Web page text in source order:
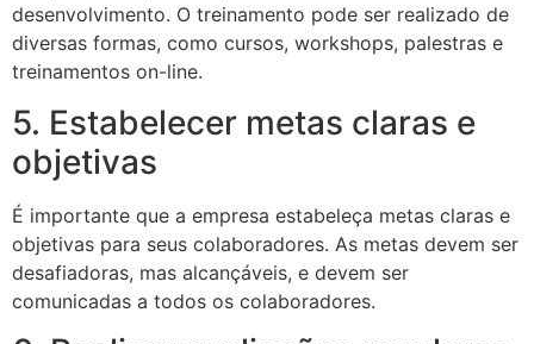
desenvolvimento. O treinamento pode ser realizado de
diversas formas, como cursos, workshops, palestras e
treinamentos on-line.
5. Estabelecer metas claras e
objetivas
É importante que a empresa estabeleça metas claras e
objetivas para seus colaboradores. As metas devem ser
desafiadoras, mas alcançáveis, e devem ser
comunicadas a todos os colaboradores.